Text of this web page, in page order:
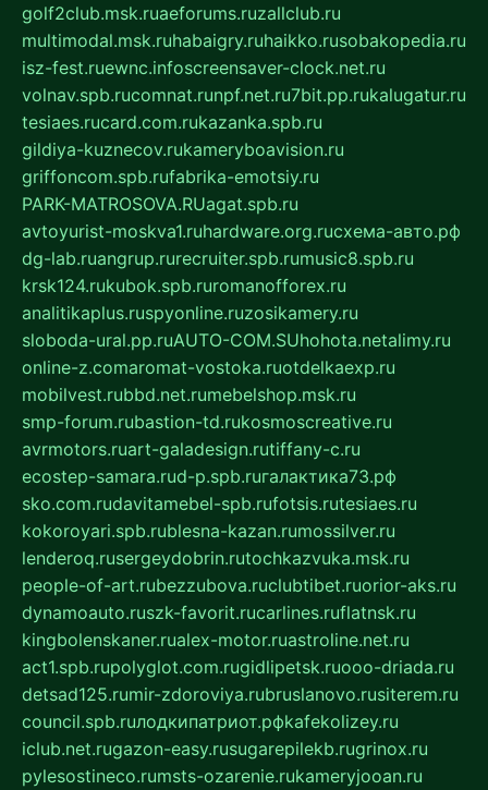
golf2club.msk.ruaeforums.ruzallclub.ru
multimodal.msk.ruhabaigry.ruhaikko.rusobakopedia.ru
isz-fest.ruewnc.infoscreensaver-clock.net.ru
volnav.spb.rucomnat.runpf.net.ru7bit.pp.rukalugatur.ru
tesiaes.rucard.com.rukazanka.spb.ru
gildiya-kuznecov.rukameryboavision.ru
griffoncom.spb.rufabrika-emotsiy.ru
PARK-MATROSOVA.RUagat.spb.ru
avtoyurist-moskva1.ruhardware.org.ruсхема-авто.рф
dg-lab.ruangrup.rurecruiter.spb.rumusic8.spb.ru
krsk124.rukubok.spb.ruromanofforex.ru
analitikaplus.ruspyonline.ruzosikamery.ru
sloboda-ural.pp.ruAUTO-COM.SUhohota.netalimy.ru
online-z.comaromat-vostoka.ruotdelkaexp.ru
mobilvest.rubbd.net.rumebelshop.msk.ru
smp-forum.rubastion-td.rukosmoscreative.ru
avrmotors.ruart-galadesign.rutiffany-c.ru
ecostep-samara.rud-p.spb.ruгалактика73.рф
sko.com.rudavitamebel-spb.rufotsis.rutesiaes.ru
kokoroyari.spb.rublesna-kazan.rumossilver.ru
lenderoq.rusergeydobrin.rutochkazvuka.msk.ru
people-of-art.rubezzubova.ruclubtibet.ruorior-aks.ru
dynamoauto.ruszk-favorit.rucarlines.ruflatnsk.ru
kingbolenskaner.rualex-motor.ruastroline.net.ru
act1.spb.rupolyglot.com.rugidlipetsk.ruooo-driada.ru
detsad125.rumir-zdoroviya.rubruslanovo.rusiterem.ru
council.spb.ruлодкипатриот.рфkafekolizey.ru
iclub.net.rugazon-easy.rusugarepilekb.rugrinox.ru
pylesostineco.rumsts-ozarenie.rukameryjooan.ru